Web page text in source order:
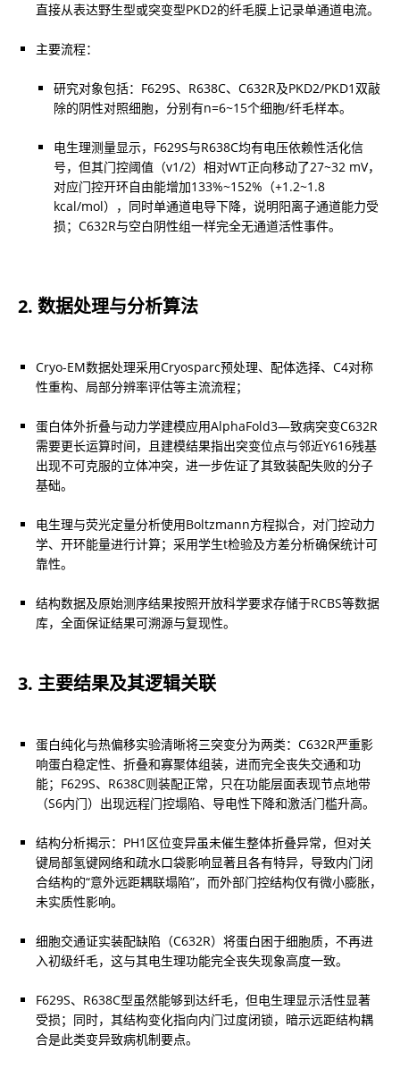
直接从表达野生型或突变型PKD2的纤毛膜上记录单通道电流。
研究对象包括：F629S、R638C、C632R及PKD2/PKD1双敲
除的阴性对照细胞，分别有n=6~15个细胞/纤毛样本。
电生理测量显示，F629S与R638C均有电压依赖性活化信
号，但其门控阈值（v1/2）相对WT正向移动了27~32 mV，
对应门控开环自由能增加133%~152%（+1.2~1.8
kcal/mol），同时单通道电导下降，说明阳离子通道能力受
损；C632R与空白阴性组一样完全无通道活性事件。
2. 数据处理与分析算法
Cryo-EM数据处理采用Cryosparc预处理、配体选择、C4对称
性重构、局部分辨率评估等主流流程；
蛋白体外折叠与动力学建模应用AlphaFold3—致病突变C632R
需要更长运算时间，且建模结果指出突变位点与邻近Y616残基
出现不可克服的立体冲突，进一步佐证了其致装配失败的分子
基础。
电生理与荧光定量分析使用Boltzmann方程拟合，对门控动力
学、开环能量进行计算；采用学生t检验及方差分析确保统计可
靠性。
结构数据及原始测序结果按照开放科学要求存储于RCBS等数据
库，全面保证结果可溯源与复现性。
3. 主要结果及其逻辑关联
蛋白纯化与热偏移实验清晰将三突变分为两类：C632R严重影
响蛋白稳定性、折叠和寡聚体组装，进而完全丧失交通和功
能；F629S、R638C则装配正常，只在功能层面表现节点地带
（S6内门）出现远程门控塌陷、导电性下降和激活门槛升高。
结构分析揭示：PH1区位变异虽未催生整体折叠异常，但对关
键局部氢键网络和疏水口袋影响显著且各有特异，导致内门闭
合结构的“意外远距耦联塌陷”，而外部门控结构仅有微小膨胀，
未实质性影响。
细胞交通证实装配缺陷（C632R）将蛋白困于细胞质，不再进
入初级纤毛，这与其电生理功能完全丧失现象高度一致。
F629S、R638C型虽然能够到达纤毛，但电生理显示活性显著
受损；同时，其结构变化指向内门过度闭锁，暗示远距结构耦
合是此类变异致病机制要点。